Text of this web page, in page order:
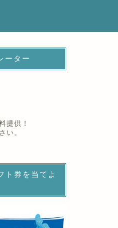
ーター
提供！
い。
ト券を当てよ